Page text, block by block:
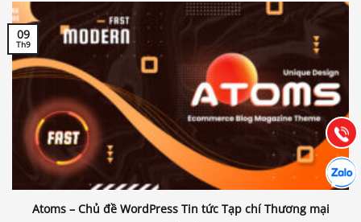
Atoms – Chủ đề WordPress Tin tức Tạp chí Thương mại
09
Th9
Gọi
Báo giá & Đặt hàng:
0903.976.769
Hướng dẫn & Hỗ trợ:
(028) 22.166.144
Chát
Tư vấn
Hợp tác